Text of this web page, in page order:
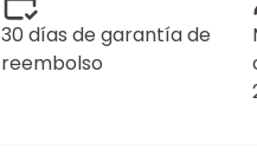
30 días de garantía de
reembolso